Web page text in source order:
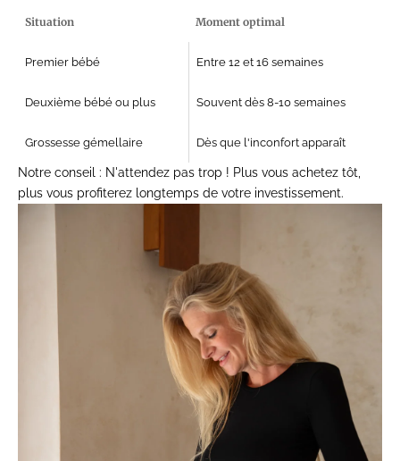
Situation Moment optimal
Premier bébé Entre 12 et 16 semaines
Deuxième bébé ou plus Souvent dès 8-10 semaines
Grossesse gémellaire Dès que l'inconfort apparaît
Notre conseil : N'attendez pas trop ! Plus vous achetez tôt,
plus vous profiterez longtemps de votre investissement.